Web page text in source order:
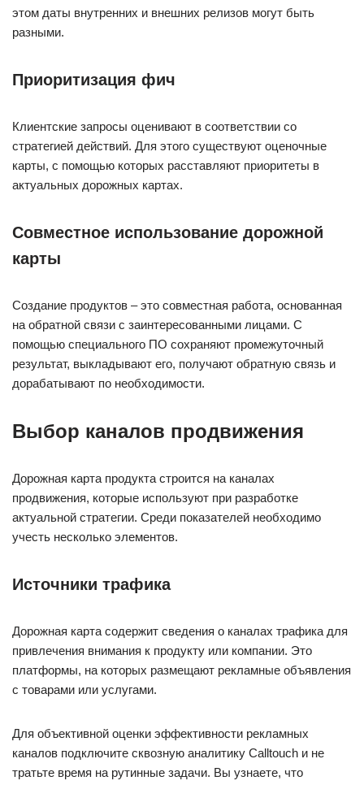
этом даты внутренних и внешних релизов могут быть
разными.
Приоритизация фич
Клиентские запросы оценивают в соответствии со
стратегией действий. Для этого существуют оценочные
карты, с помощью которых расставляют приоритеты в
актуальных дорожных картах.
Совместное использование дорожной
карты
Создание продуктов – это совместная работа, основанная
на обратной связи с заинтересованными лицами. С
помощью специального ПО сохраняют промежуточный
результат, выкладывают его, получают обратную связь и
дорабатывают по необходимости.
Выбор каналов продвижения
Дорожная карта продукта строится на каналах
продвижения, которые используют при разработке
актуальной стратегии. Среди показателей необходимо
учесть несколько элементов.
Источники трафика
Дорожная карта содержит сведения о каналах трафика для
привлечения внимания к продукту или компании. Это
платформы, на которых размещают рекламные объявления
с товарами или услугами.
Для объективной оценки эффективности рекламных
каналов подключите сквозную аналитику Calltouch и не
тратьте время на рутинные задачи. Вы узнаете, что